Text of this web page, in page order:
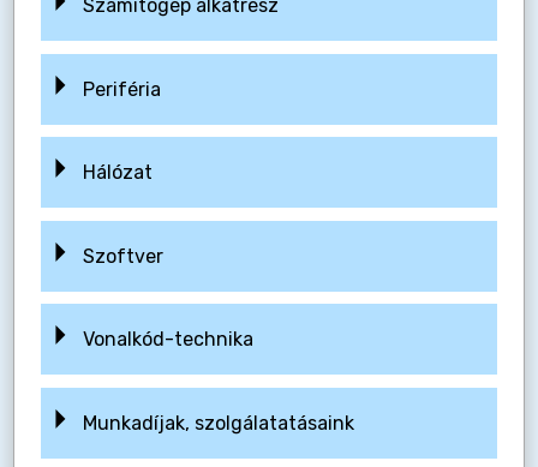
Számítógép alkatrész
Periféria
Hálózat
Szoftver
Vonalkód-technika
Munkadíjak, szolgálatatásaink